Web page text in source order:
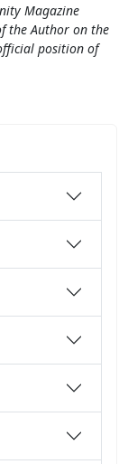
Magazine
the Author on the
position of